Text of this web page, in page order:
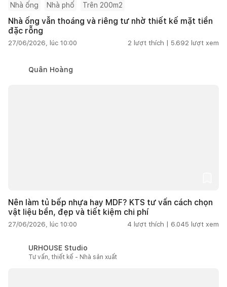
Nhà ống Nhà phố Trên 200m2
Nhà ống vẫn thoáng và riêng tư nhờ thiết kế mặt tiền
đặc rỗng
27/06/2026, lúc 10:00 2 lượt thích | 5.692 lượt xem
Quân Hoàng
Nên làm tủ bếp nhựa hay MDF? KTS tư vấn cách chọn
vật liệu bền, đẹp và tiết kiệm chi phí
27/06/2026, lúc 10:00 4 lượt thích | 6.045 lượt xem
URHOUSE Studio
Tư vấn, thiết kế - Nhà sản xuất